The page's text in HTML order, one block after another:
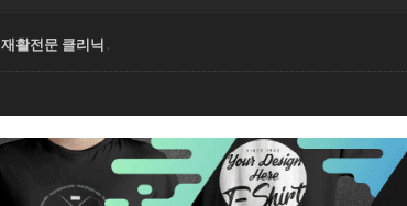
재활전문 클리닉 .교통사고/운동부상/만성통증 오창우 고려한의원